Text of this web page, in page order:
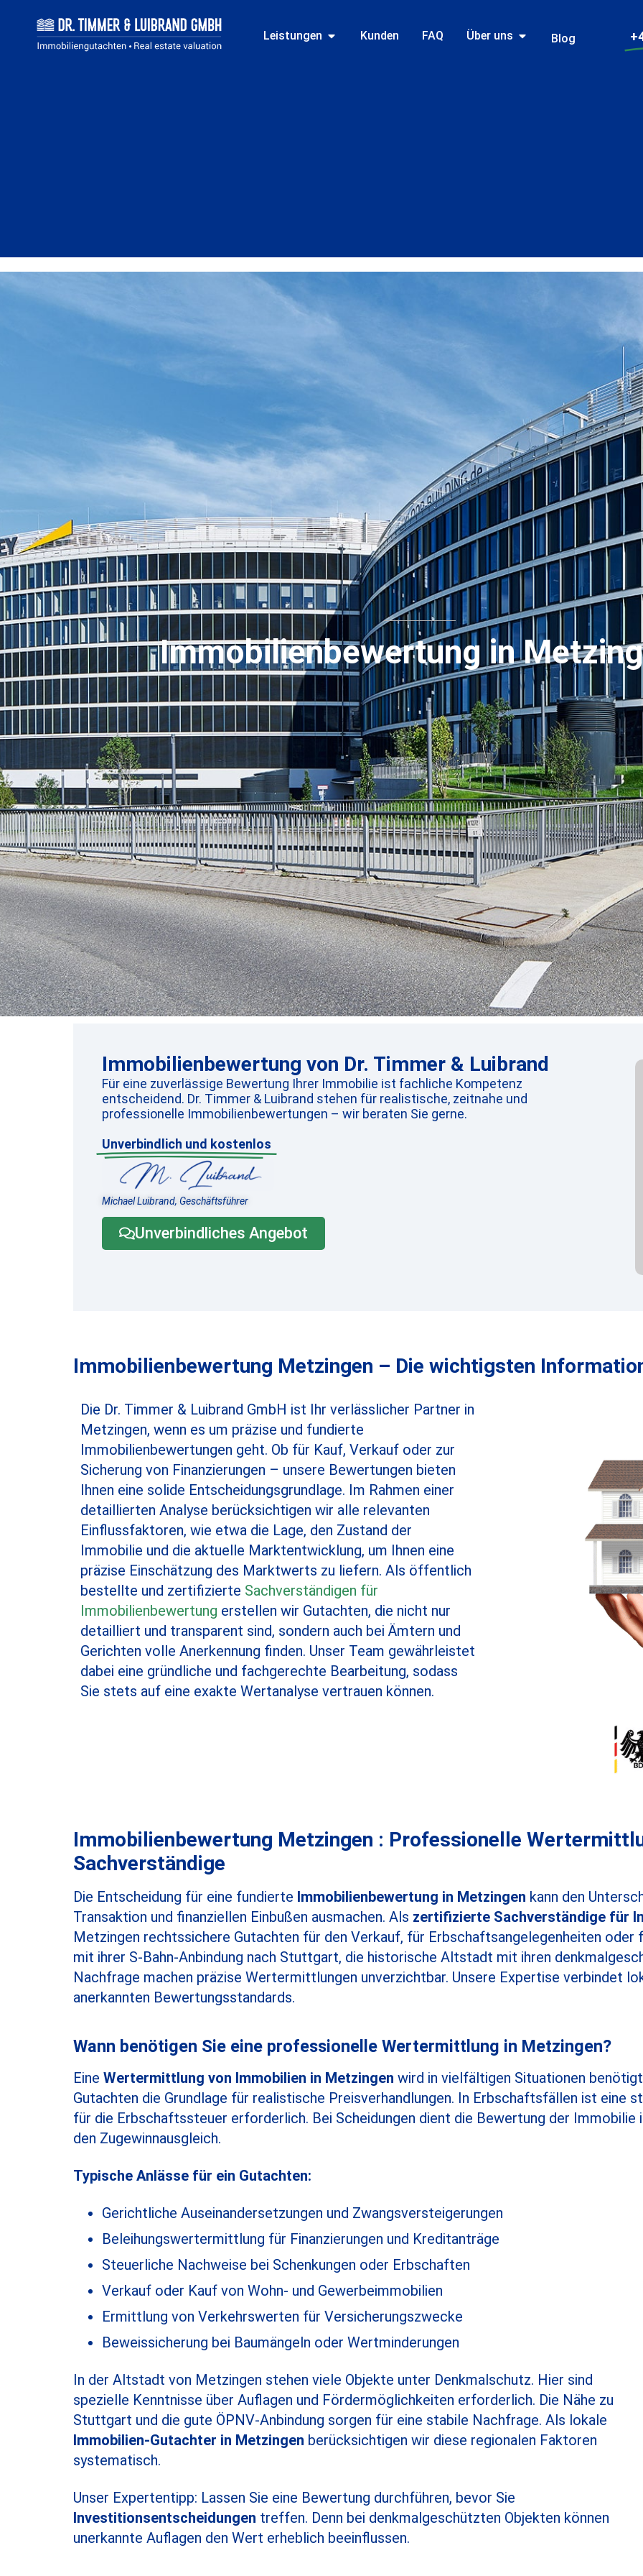
Leistungen Kunden FAQ Über uns Blog
Immobilienbewertung in
Immobilienbewertung von Dr. Timmer & Luibrand
Für eine zuverlässige Bewertung Ihrer Immobilie ist fachliche Kompetenz
entscheidend. Dr. Timmer & Luibrand stehen für realistische, zeitnahe und
professionelle Immobilienbewertungen – wir beraten Sie gerne.
Unverbindlich und kostenlos
Michael Luibrand, Geschäftsführer
Unverbindliches Angebot
Immobilienbewertung Metzingen – Die wichtigsten
Die Dr. Timmer & Luibrand GmbH ist Ihr verlässlicher Partner in
Metzingen, wenn es um präzise und fundierte
Immobilienbewertungen geht. Ob für Kauf, Verkauf oder zur
Sicherung von Finanzierungen – unsere Bewertungen bieten
Ihnen eine solide Entscheidungsgrundlage. Im Rahmen einer
detaillierten Analyse berücksichtigen wir alle relevanten
Einflussfaktoren, wie etwa die Lage, den Zustand der
Immobilie und die aktuelle Marktentwicklung, um Ihnen eine
präzise Einschätzung des Marktwerts zu liefern. Als öffentlich
bestellte und zertifizierte Sachverständigen für
Immobilienbewertung erstellen wir Gutachten, die nicht nur
detailliert und transparent sind, sondern auch bei Ämtern und
Gerichten volle Anerkennung finden. Unser Team gewährleistet
dabei eine gründliche und fachgerechte Bearbeitung, sodass
Sie stets auf eine exakte Wertanalyse vertrauen können.
Immobilienbewertung Metzingen : Professionelle
Sachverständige
Die Entscheidung für eine fundierte Immobilienbewertung in Metzingen kann den
Transaktion und finanziellen Einbußen ausmachen. Als zertifizierte Sachverständige für
Metzingen rechtssichere Gutachten für den Verkauf, für Erbschaftsangelegenheiten
mit ihrer S-Bahn-Anbindung nach Stuttgart, die historische Altstadt mit ihren
Nachfrage machen präzise Wertermittlungen unverzichtbar. Unsere Expertise verbindet
anerkannten Bewertungsstandards.
Wann benötigen Sie eine professionelle Wertermittlung in Metzingen?
Eine Wertermittlung von Immobilien in Metzingen wird in vielfältigen Situationen
Gutachten die Grundlage für realistische Preisverhandlungen. In Erbschaftsfällen ist eine
für die Erbschaftssteuer erforderlich. Bei Scheidungen dient die Bewertung der Immobilie
den Zugewinnausgleich.
Typische Anlässe für ein Gutachten:
Gerichtliche Auseinandersetzungen und Zwangsversteigerungen
Beleihungswertermittlung für Finanzierungen und Kreditanträge
Steuerliche Nachweise bei Schenkungen oder Erbschaften
Verkauf oder Kauf von Wohn- und Gewerbeimmobilien
Ermittlung von Verkehrswerten für Versicherungszwecke
Beweissicherung bei Baumängeln oder Wertminderungen
In der Altstadt von Metzingen stehen viele Objekte unter Denkmalschutz. Hier sind
spezielle Kenntnisse über Auflagen und Fördermöglichkeiten erforderlich. Die Nähe zu
Stuttgart und die gute ÖPNV-Anbindung sorgen für eine stabile Nachfrage. Als lokale
Immobilien-Gutachter in Metzingen berücksichtigen wir diese regionalen Faktoren
systematisch.
Unser Expertentipp: Lassen Sie eine Bewertung durchführen, bevor Sie
Investitionsentscheidungen treffen. Denn bei denkmalgeschützten Objekten können
unerkannte Auflagen den Wert erheblich beeinflussen.